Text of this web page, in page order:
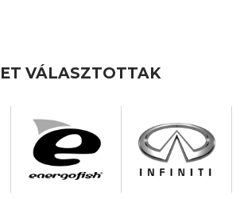
VÁLASZTOTTAK